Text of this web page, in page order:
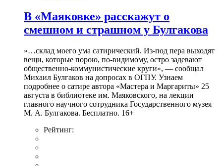
В «Маяковке» расскажут о
смешном и страшном у Булгакова
»…склад моего ума сатирический. Из-под пера выходят
вещи, которые порою, по-видимому, остро задевают
общественно-коммунистические круги», — сообщал
Михаил Булгаков на допросах в ОГПУ. Узнаем
подробнее о сатире автора «Мастера и Маргариты» 25
августа в библиотеке им. Маяковского, на лекции
главного научного сотрудника Государственного музея
М. А. Булгакова. Бесплатно. 16+
Рейтинг: